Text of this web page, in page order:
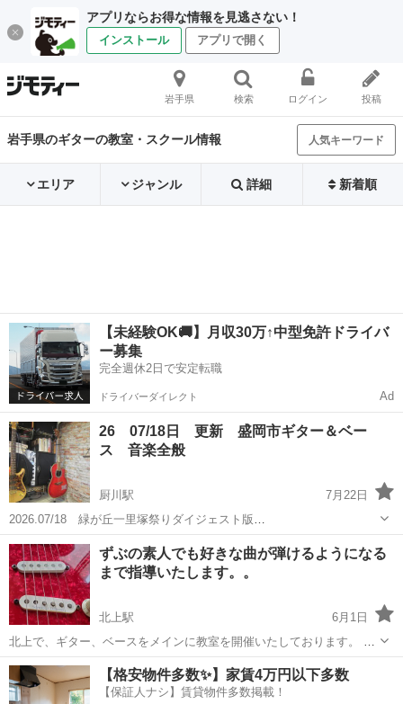
アプリならお得な情報を見逃さない！
インストール アプリで開く
岩手県 検索 ログイン 投稿
岩手県のギターの教室・スクール情報 人気キーワード
エリア ジャンル 詳細 新着順
【未経験OK🚚】月収30万↑中型免許ドライバ
ー募集
完全週休2日で安定転職
ドライバーダイレクト Ad
26 07/18日 更新 盛岡市ギター＆ベー
ス 音楽全般
厨川駅
7月22日
2026.07/18 緑が丘一里塚祭りダイジェスト版
https://www.youtube.com/watch?v=ohMqksGgkWI 当教室に興味を持
っていただきありがとうございます。 楽器が初めての方は手ぶら...
岩手 盛岡市 厨川駅 ギター リズム
ずぶの素人でも好きな曲が弾けるようになる
まで指導いたします。。
北上駅
6月1日
北上で、ギター、ベースをメインに教室を開催いたしております。 ギ
ターに少しでも触れた事のある方でしたら、ずぶの素人でも好きな曲
を弾けるように指導いたします。 ちなみに、習い事は年齢や始めた時
期など殆んど関係ないと当方は...
岩手 北上市 北上駅 ギター アコースティックギター
【格安物件多数✨】家賃4万円以下多数
【保証人ナシ】賃貸物件多数掲載！